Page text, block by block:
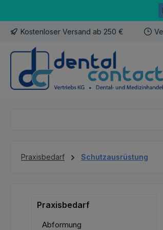
Kostenloser Versand ab 250 €
Praxisbedarf Schutzausrüstung
Praxisbedarf
Abformung